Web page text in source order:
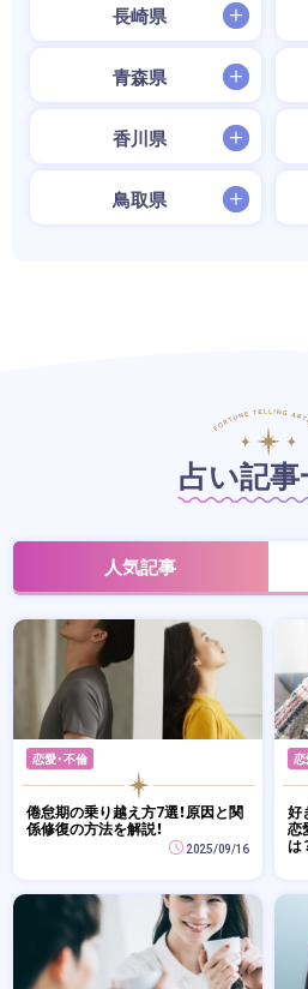
長崎県
青森県
香川県
鳥取県
占い記
人気記事
恋愛・不倫
倦怠期の乗り越え方7選！原因と関
係修復の方法を解説！
2025/09/16
恋
好
恋
は